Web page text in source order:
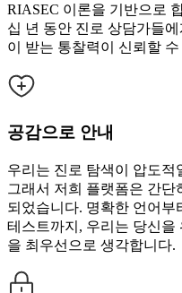
RIASEC 이론을 기반으로
십 년 동안 진로 상담가들
이 받는 통찰력이 신뢰할
공감으로 안내
우리는 진로 탐색이 압도적
그래서 저희 플랫폼은 간단
되었습니다. 명확한 언어부
테스트까지, 우리는 당신을
을 최우선으로 생각합니다.